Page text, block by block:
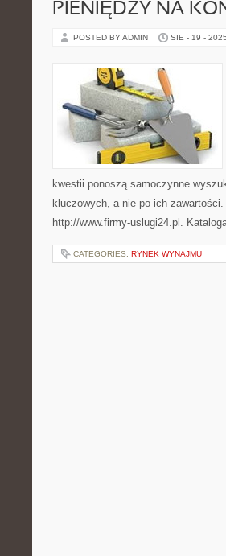
PIENIĘDZY NA
POSTED BY ADMIN SIE - 19 - 2025
kwestii ponoszą samoczynne
kluczowych, a nie po ich
http://www.firmy-uslugi24.pl.
CATEGORIES: RYNEK WYNAJMU